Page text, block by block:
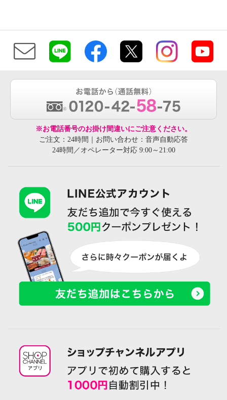
※お電話番号のお掛け間違いにご注意ください。
ご注文：24時間｜お問い合わせ：音声自動応答
24時間／オペレーター対応 9:00～21:00